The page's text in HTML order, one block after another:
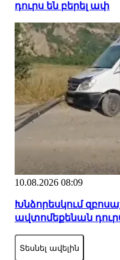
դուրս են բերել ափ
10.08.2026 08:09
Խնձորեսկում
ավտոմեքենան
Տեսնել ավելին